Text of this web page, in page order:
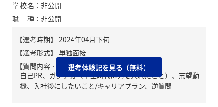
学校名 ： 非公開
職種 ： 非公開
【質問内容・課題】
自己PR、ガクチカ（学生時代に力を入れたこと）、志望動
機、入社後にしたいこと/キャリアプラン、逆質問
選考体験記を見る（無料）